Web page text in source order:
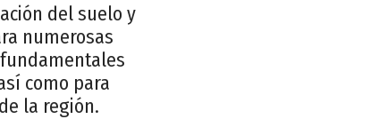
del suelo y
numerosas
como para
la región.